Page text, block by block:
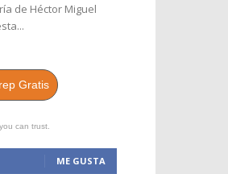
de Héctor Miguel
Gratis
can trust.
ME GUSTA